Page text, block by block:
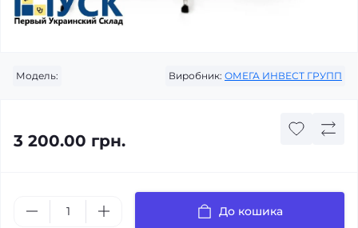
Модель: Виробник: ОМЕГА ИНВЕСТ ГРУПП
3 200.00 грн.
До кошика